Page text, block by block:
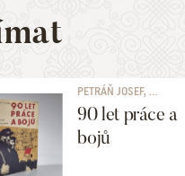
PETRÁŇ JOSEF, ...
90 let práce a
bojů